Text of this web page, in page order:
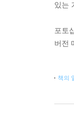
있는
포토
버전
책의